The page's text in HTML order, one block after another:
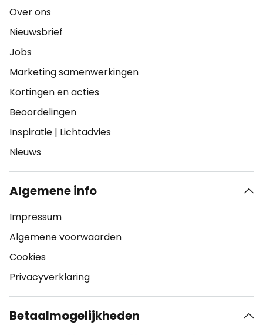
Over ons
Nieuwsbrief
Jobs
Marketing samenwerkingen
Kortingen en acties
Beoordelingen
Inspiratie | Lichtadvies
Nieuws
Algemene info
Impressum
Algemene voorwaarden
Cookies
Privacyverklaring
Betaalmogelijkheden